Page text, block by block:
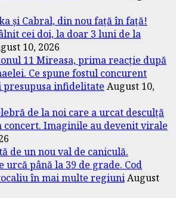
și Cabral, din nou față în față!
cei doi, la doar 3 luni de la
10, 2026
11 Mireasa, prima reacție după
Ce spune fostul concurent
presupusa infidelitate August 10,
de la noi care a urcat desculță
concert. Imaginile au devenit virale
de un nou val de caniculă.
până la 39 de grade. Cod
în mai multe regiuniAugust